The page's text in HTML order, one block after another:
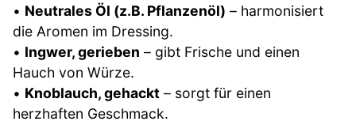
• Neutrales Öl (z.B. Pflanzenöl) – harmonisiert
die Aromen im Dressing.
• Ingwer, gerieben – gibt Frische und einen
Hauch von Würze.
• Knoblauch, gehackt – sorgt für einen
herzhaften Geschmack.